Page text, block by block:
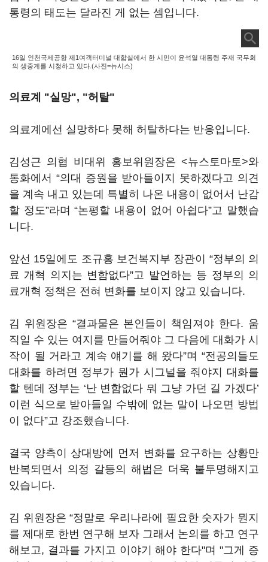
통령의 태도는 달라진 게 없는 셈입니다.
16일 인천국제공항 제1여객터미널 대합실에서 한 시민이 윤석열 대통령 주재 국무회
의 생중계를 시청하고 있다.(사진=뉴시스)
의료계 "실망", "허탈"
의료계에선 실망하다 못해 허탈하다는 반응입니다.
김성근 의협 비대위 홍보위원장은 <뉴스토마토>와
통화에서 “의대 증원을 받아들이지 못하겠다고 의견
을 계속 내고 있는데 특별히 나온 내용이 없어서 난감
할 정도”라며 “논평할 내용이 없어 아쉽다”고 말했습
니다.
앞선 15일에도 조규홍 보건복지부 장관이 “정부의 의
료 개혁 의지는 변함없다”고 발언하는 등 정부의 의
료개혁 정책은 전혀 변화를 보이지 않고 있습니다.
김 위원장은 “결과물은 본인들이 책임져야 한다. 움
직일 수 있는 여지를 만들어줘야 그 다음에 대화가 시
작이 될 거라고 계속 얘기를 해 왔다”며 “전공의들도
대화를 하려면 정부가 뭔가 시그널을 줘야지 대화를
할 텐데 정부는 ‘난 변함없다 뭐 그냥 가던 길 가겠다’
이런 식으로 받아들일 수밖에 없는 말이 나오면 방법
이 없다”고 강조했습니다.
결국 양측이 상대방에 먼저 변화를 요구하는 상황만
반복되면서 의정 갈등의 해법은 더욱 불투명해지고
있습니다.
김 위원장은 “정말로 우리나라에 필요한 숫자가 뭔지
를 제대로 한번 연구해 보자 그래서 논의를 하고 연구
해보고, 결과를 가지고 이야기 해야 한다"며 "그게 증